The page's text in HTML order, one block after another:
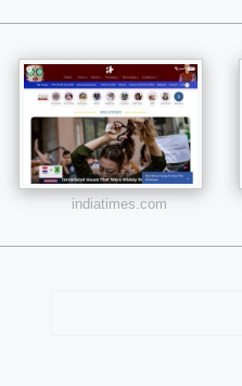
indiatimes.com